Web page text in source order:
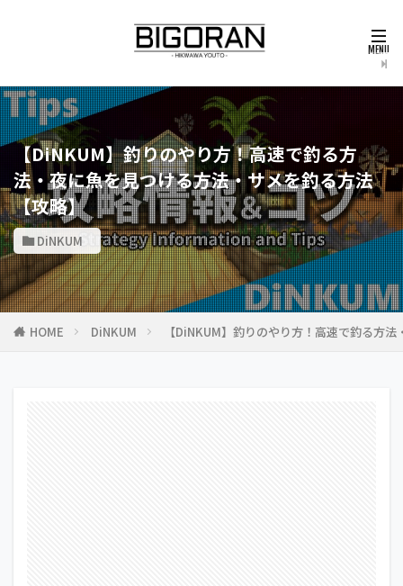
【DiNKUM】釣りのやり方！高速で釣る方
法・夜に魚を見つける方法・サメを釣る方法
【攻略】
DiNKUM
HOME DiNKUM 【DiNKUM】釣りのやり方！高速で釣る方